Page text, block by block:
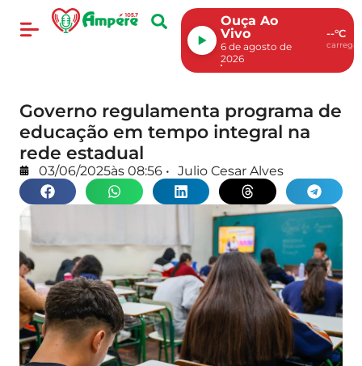
Ouça Ao
Vivo
6 de agosto de
2026
--°C
Governo regulamenta programa de
educação em tempo integral na
rede estadual
03/06/2025às 08:56 • Julio Cesar Alves